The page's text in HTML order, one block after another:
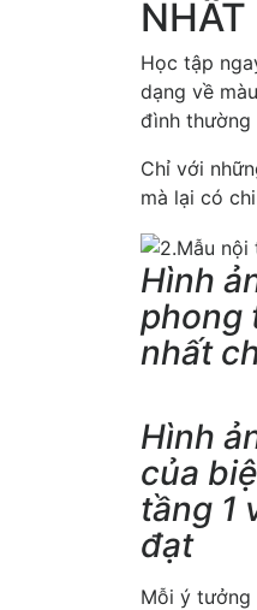
NHẤT
Học tập
dạng về
đình thường
Chỉ với
mà lại có
Hình
phong
nhất
Hình
của
tầng 1
đạt
Mỗi ý tưởng